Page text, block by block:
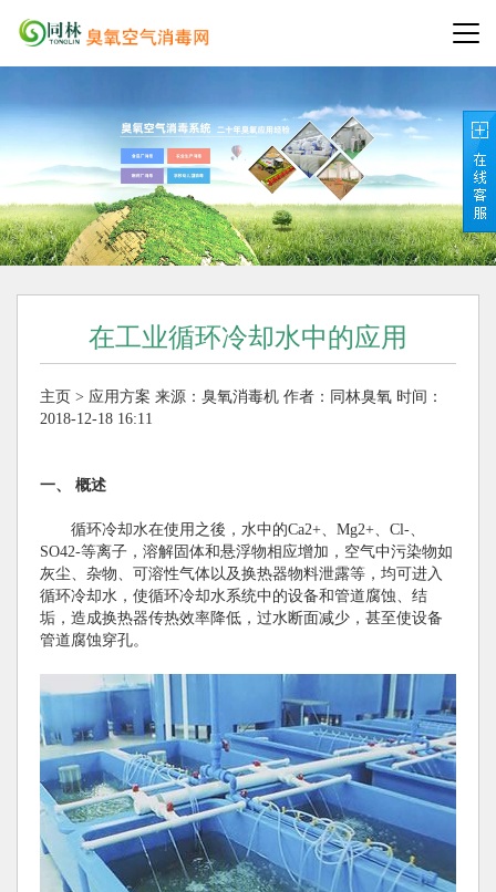
在工业循环冷却水中的应用
主页 > 应用方案 来源： 臭氧消毒机 作者：同林臭氧 时间：
2018-12-18 16:11
一、 概述
循环冷却水在使用之後，水中的Ca2+、Mg2+、Cl-、
SO42-等离子，溶解固体和悬浮物相应增加，空气中污染物如
灰尘、杂物、可溶性气体以及换热器物料泄露等，均可进入
循环冷却水，使循环冷却水系统中的设备和管道腐蚀、结
垢，造成换热器传热效率降低，过水断面减少，甚至使设备
管道腐蚀穿孔。